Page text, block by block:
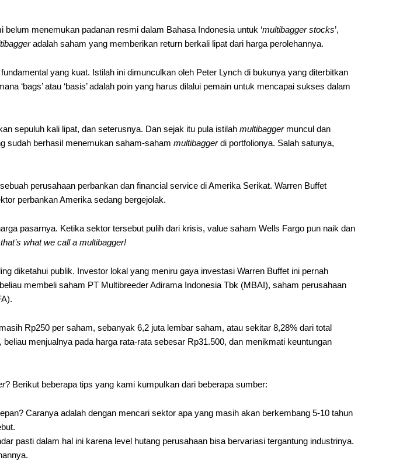
menemukan padanan resmi dalam Bahasa Indonesia untuk ‘multibagger stocks’,
adalah saham yang memberikan return berkali lipat dari harga perolehannya.
yang kuat. Istilah ini dimunculkan oleh Peter Lynch di bukunya yang diterbitkan
‘bags’ atau ‘basis’ adalah poin yang harus dilalui pemain untuk mencapai sukses dalam
sepuluh kali lipat, dan seterusnya. Dan sejak itu pula istilah multibaggermuncul dan
sudah berhasil menemukan saham-saham multibaggerdi portfolionya. Salah satunya,
perusahaan perbankan dan financial service di Amerika Serikat. Warren Buffet
perbankan Amerika sedang bergejolak.
pasarnya. Ketika sektor tersebut pulih dari krisis, value saham Wells Fargo pun naik dan
what we call a multibagger!
diketahui publik. Investor lokal yang meniru gaya investasi Warren Buffet ini pernah
membeli saham PT Multibreeder Adirama Indonesia Tbk (MBAI), saham perusahaan
Rp250 per saham, sebanyak 6,2 juta lembar saham, atau sekitar 8,28% dari total
menjualnya pada harga rata-rata sebesar Rp31.500, dan menikmati keuntungan
? Berikut beberapa tips yang kami kumpulkan dari beberapa sumber:
Caranya adalah dengan mencari sektor apa yang masih akan berkembang 5-10 tahun
pasti dalam hal ini karena level hutang perusahaan bisa bervariasi tergantung industrinya.